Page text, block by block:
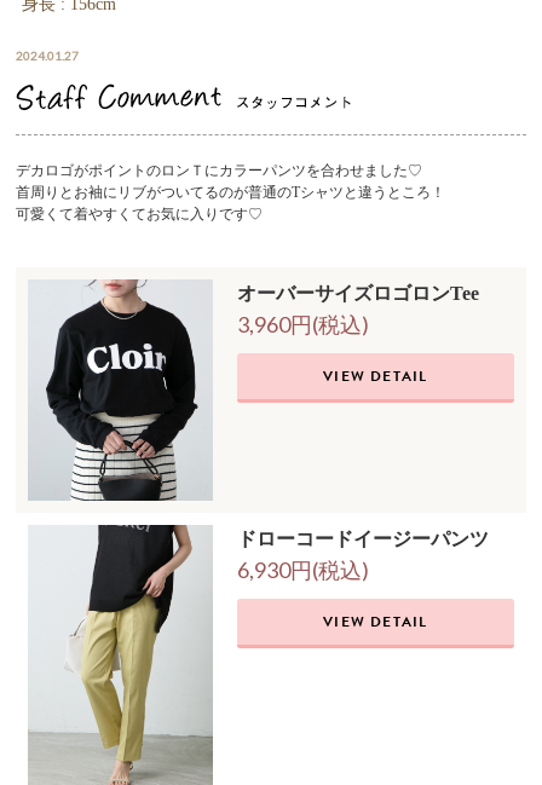
身長 : 156cm
2024.01.27
デカロゴがポイントのロンＴにカラーパンツを合わせました♡
首周りとお袖にリブがついてるのが普通のTシャツと違うところ！
可愛くて着やすくてお気に入りです♡
オーバーサイズロゴロンTee
3,960円(税込)
VIEW DETAIL
ドローコードイージーパンツ
6,930円(税込)
VIEW DETAIL